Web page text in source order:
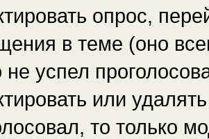
опрос,
в теме (оно
не успел
или
то только